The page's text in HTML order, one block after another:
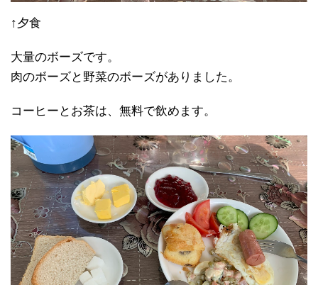
↑夕食
大量のボーズです。
肉のボーズと野菜のボーズがありました。
コーヒーとお茶は、無料で飲めます。